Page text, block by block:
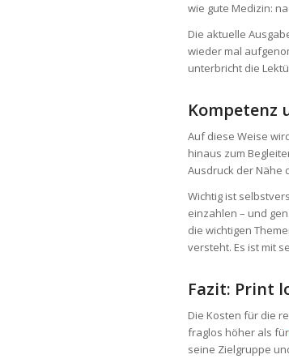
wie gute Medizin:
Die aktuelle
wieder mal
unterbricht die
Kompetenz
Auf diese Weise
hinaus zum
Ausdruck der Nähe
Wichtig ist
einzahlen – und
die wichtigen
versteht. Es ist mit
Fazit: Print
Die Kosten für die
fraglos höher als für
seine Zielgruppe